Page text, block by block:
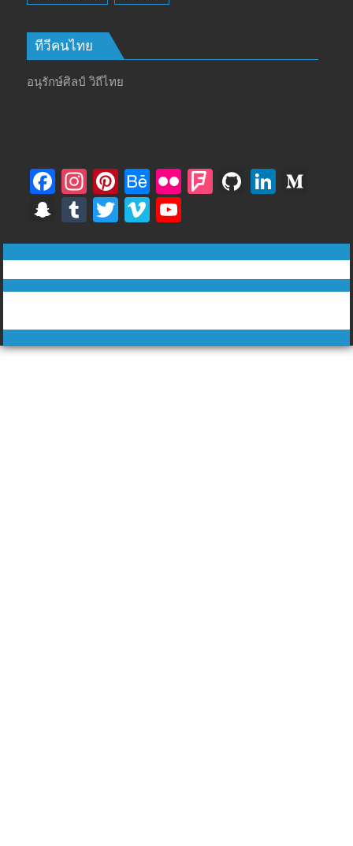
ทีวีคนไทย
อนุรักษ์ศิลป์ วิถีไทย
F
ac
e
b
o
k
In
st
a
gr
a
Pi
nt
er
e
st
B
e
h
a
n
e
Fli F
rs
q
ar
e
Gi
u
b
Li
e
dI
u
m
S
n
a
p
h
at
T
u
m
bl
T
w
itt
er
Vi
m
e
o
o
u
T
b
e